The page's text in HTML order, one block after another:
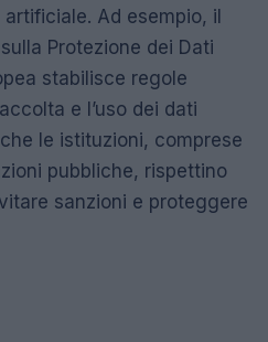
artificiale. Ad esempio, il
Protezione dei Dati
stabilisce regole
e l’uso dei dati
le istituzioni, comprese
pubbliche, rispettino
sanzioni e proteggere